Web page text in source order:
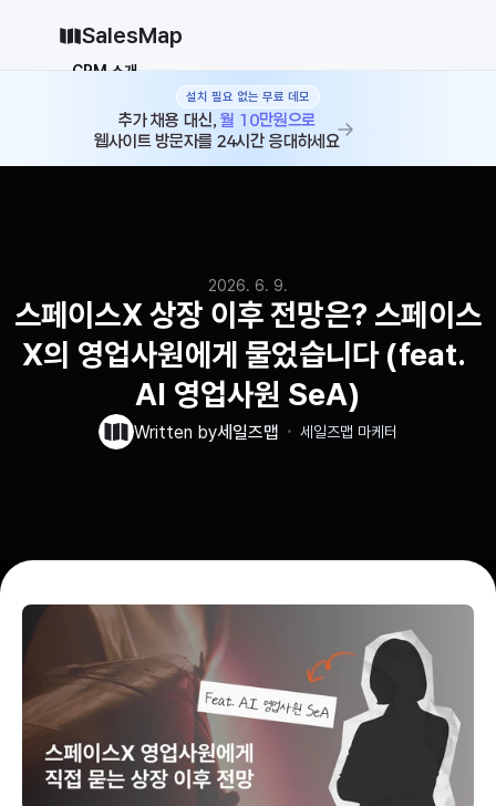
추가 채용 대신, 월 10만원으로
웹사이트 방문자를 24시간 응대하세요
설치 필요 없는 무료 데모
SalesMap
로그인 무료로 시작하기
vs 세일즈포스 vs 허브스팟
CRM 12종 비교
Why CRM
CRM 소개
블로그
가격
why CRM
2026. 6. 9.
스페이스X 상장 이후 전망은? 스페이스
X의 영업사원에게 물었습니다 (feat.
AI 영업사원 SeA)
Written by세일즈맵 ・ 세일즈맵 마케터